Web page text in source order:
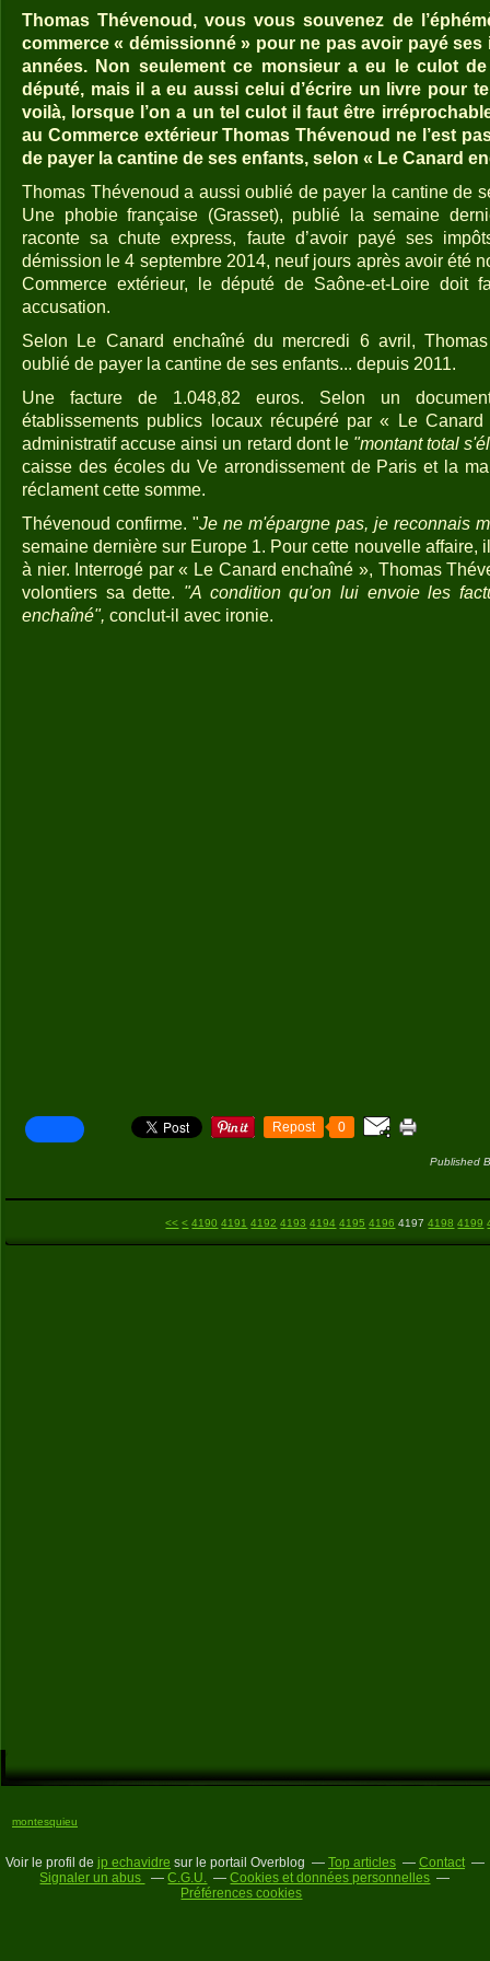
Thomas Thévenoud, vous vous souvenez de
commerce « démissionné » pour ne pas avoir payé
années. Non seulement ce monsieur a eu le culot
député, mais il a eu aussi celui d’écrire un livre pour
voilà, lorsque l’on a un tel culot il faut être
au Commerce extérieur Thomas Thévenoud ne l’est
de payer la cantine de ses enfants, selon « Le Canard
Thomas Thévenoud a aussi oublié de payer la cantine de
Une phobie française (Grasset), publié la semaine
raconte sa chute express, faute d’avoir payé ses
démission le 4 septembre 2014, neuf jours après avoir été
Commerce extérieur, le député de Saône-et-Loire doit
accusation.
Selon Le Canard enchaîné du mercredi 6 avril,
oublié de payer la cantine de ses enfants... depuis 2011.
Une facture de 1.048,82 euros. Selon un
établissements publics locaux récupéré par « Le
administratif accuse ainsi un retard dont le "montant total
caisse des écoles du Ve arrondissement de Paris et la
réclament cette somme.
Thévenoud confirme. "Je ne m'épargne pas, je reconnais
semaine dernière sur Europe 1. Pour cette nouvelle affaire,
à nier. Interrogé par « Le Canard enchaîné », Thomas
volontiers sa dette. "A condition qu'on lui envoie les
enchaîné", conclut-il avec ironie.
Repost 0
Published
<< < 4100
4110
4120
4130
4140
4150
4160
4170
4180
4190 4191 4192 4193 4194 4195 4196 4197 4198 4199
montesquieu
Voir le profil de jp echavidre sur le portail Overblog Top articles
Contact
Signaler un abus
C.G.U.
Cookies et données personnelles
Préférences cookies